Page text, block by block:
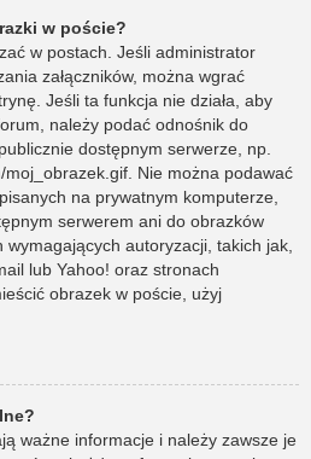
w poście?
w postach. Jeśli administrator
załączników, można wgrać
Jeśli ta funkcja nie działa, aby
należy podać odnośnik do
dostępnym serwerze, np.
Nie można podawać
na prywatnym komputerze,
serwerem ani do obrazków
autoryzacji, takich jak,
lub Yahoo! oraz stronach
obrazek w poście, użyj
ważne informacje i należy zawsze je